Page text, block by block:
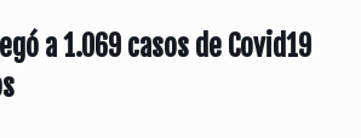
a 1.069 casos de Covid19